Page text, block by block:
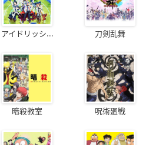
アイドリッシ... 刀剣乱舞
暗殺教室 呪術廻戦